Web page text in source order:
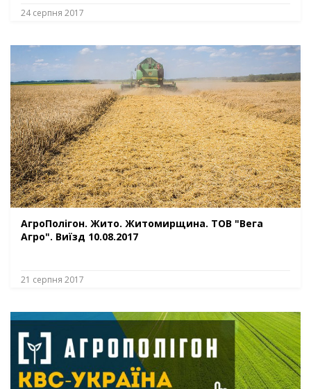
24 серпня 2017
АгроПолігон. Жито. Житомирщина. ТОВ "Вега
Агро". Виїзд 10.08.2017
21 серпня 2017